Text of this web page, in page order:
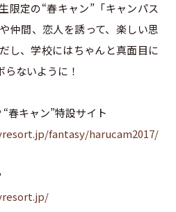
限定の“春キャン”「キャンパス
仲間、恋人を誘って、楽しい思
し、学校にはちゃんと真面目に
ないように！
春キャン”特設サイト
fantasy/harucam2017/